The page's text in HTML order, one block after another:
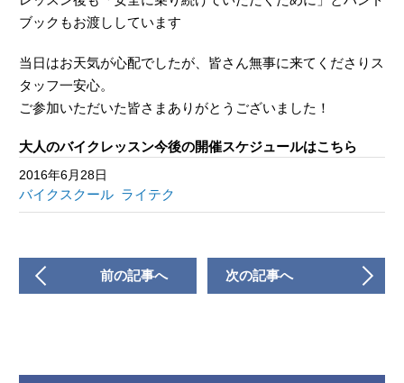
ブックもお渡ししています
当日はお天気が心配でしたが、皆さん無事に来てくださりス
タッフ一安心。
ご参加いただいた皆さまありがとうございました！
大人のバイクレッスン今後の開催スケジュールはこちら
2016年6月28日
バイクスクール ライテク
前の記事へ 次の記事へ